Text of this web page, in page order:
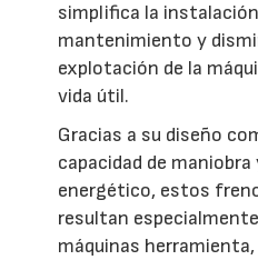
simplifica la
mantenimiento y
explotación de la
vida útil.
Gracias a su diseño
capacidad de
energético, estos
resultan
máquinas